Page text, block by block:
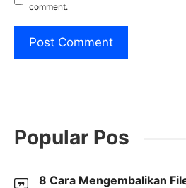
comment.
Popular Pos
8 Cara Mengembalikan